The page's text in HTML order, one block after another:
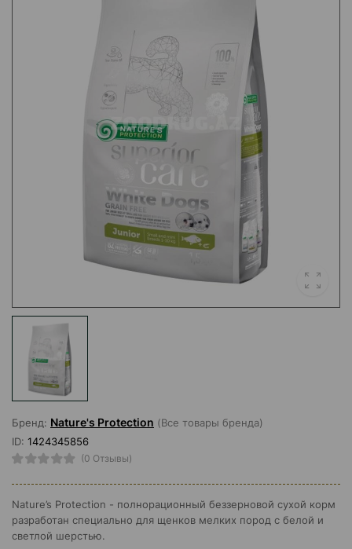
Бренд: Nature's Protection (Все товары бренда)
ID: 1424345856
(0 Отзывы)
Nature’s Protection - полнорационный беззерновой сухой корм
разработан специально для щенков мелких пород с белой и
светлой шерстью.